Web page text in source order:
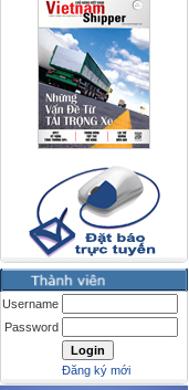
Username
Password
Đăng ký mới